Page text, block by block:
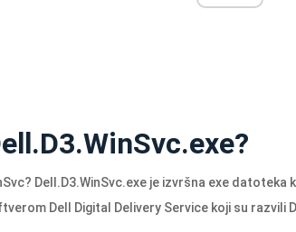
? Dell.D3.WinSvc.exe je izvršna exe datoteka
Dell Digital Delivery Service koji su razvili